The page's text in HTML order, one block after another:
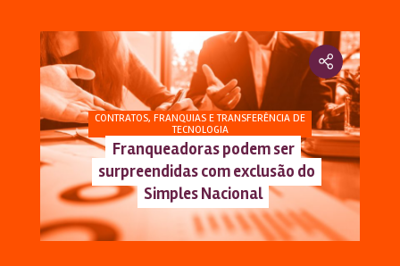
CONTRATOS, FRANQUIAS E TRANSFERÊNCIA DE
TECNOLOGIA
Franqueadoras podem ser
surpreendidas com exclusão do
Simples Nacional